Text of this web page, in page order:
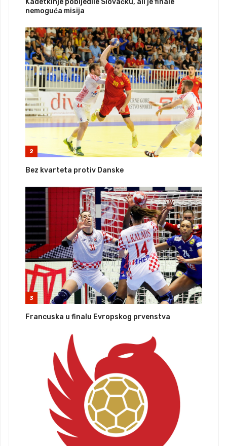
nemoguća misija
2
Bez kvarteta protiv Danske
3
Francuska u finalu Evropskog prvenstva